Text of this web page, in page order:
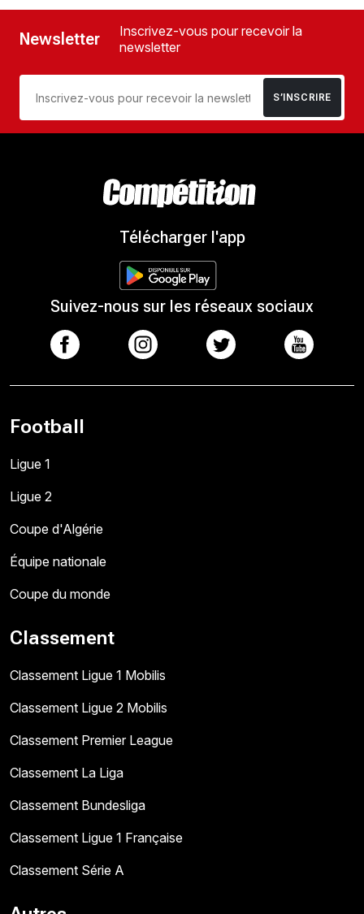
Newsletter
Inscrivez-vous pour recevoir la
newsletter
S’INSCRIRE
Télécharger l'app
Suivez-nous sur les réseaux sociaux
Football
Ligue 1
Ligue 2
Coupe d'Algérie
Équipe nationale
Coupe du monde
Classement
Classement Ligue 1 Mobilis
Classement Ligue 2 Mobilis
Classement Premier League
Classement La Liga
Classement Bundesliga
Classement Ligue 1 Française
Classement Série A